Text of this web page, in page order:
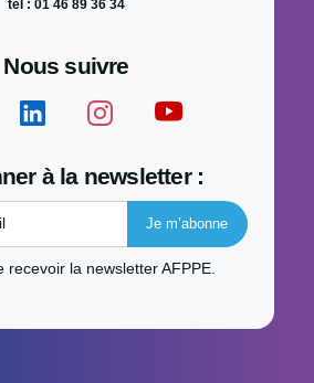
tél : 01 46 89 36 34
Nous suivre
à la newsletter :
recevoir la newsletter AFPPE.